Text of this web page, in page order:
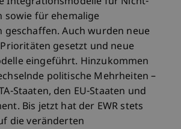
sowie für ehemalige
geschaffen. Auch wurden neue
gesetzt und neue
eingeführt. Hinzukommen
politische Mehrheiten –
Staaten, den EU-Staaten und
Bis jetzt hat der EWR stets
die veränderten